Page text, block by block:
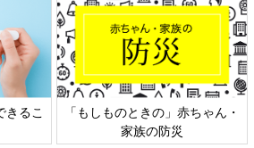
きるこ
「もしものときの」赤ちゃん・
家族の防災